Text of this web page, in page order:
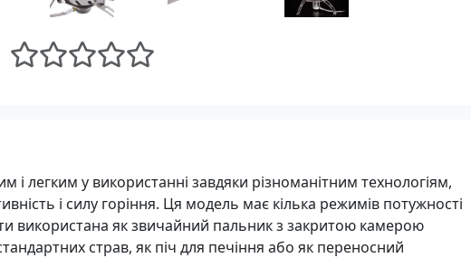
і легким у використанні завдяки різноманітним технологіям,
і силу горіння. Ця модель має кілька режимів потужності
використана як звичайний пальник з закритою камерою
страв, як піч для печіння або як переносний